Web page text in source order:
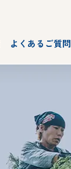
よくあるご質問